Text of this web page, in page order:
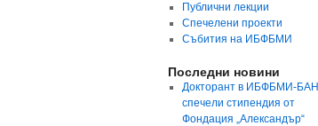
Публични лекции
Спечелени проекти
Събития на ИБФБМИ
Последни новини
Докторант в ИБФБМИ-БАН
спечели стипендия от
Фондация „Александър“